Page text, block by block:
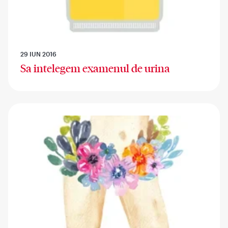
29 IUN 2016
Sa intelegem examenul de urina